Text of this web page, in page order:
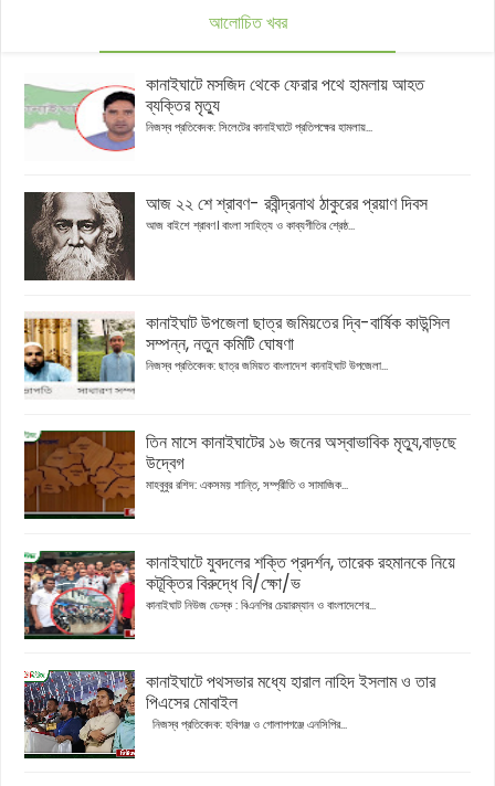
আলোচিত খবর
কানাইঘাটে মসজিদ থেকে ফেরার পথে হামলায় আহত
ব্যক্তির মৃত্যু
নিজস্ব প্রতিবেদক: সিলেটের কানাইঘাটে প্রতিপক্ষের হামলায়...
আজ ২২ শে শ্রাবণ- রবীন্দ্রনাথ ঠাকুরের প্রয়াণ দিবস
আজ বাইশে শ্রাবণ। বাংলা সাহিত্য ও কাব্যগীতির শ্রেষ্ঠ...
কানাইঘাট উপজেলা ছাত্র জমিয়তের দ্বি-বার্ষিক কাউন্সিল
সম্পন্ন, নতুন কমিটি ঘোষণা
নিজস্ব প্রতিবেদক: ছাত্র জমিয়ত বাংলাদেশ কানাইঘাট উপজেলা...
তিন মাসে কানাইঘাটের ১৬ জনের অস্বাভাবিক মৃত্যু,বাড়ছে
উদ্বেগ
মাহবুবুর রশিদ: একসময় শান্তি, সম্প্রীতি ও সামাজিক...
কানাইঘাটে যুবদলের শক্তি প্রদর্শন, তারেক রহমানকে নিয়ে
কটূক্তির বিরুদ্ধে বি/ক্ষো/ভ
কানাইঘাট নিউজ ডেস্ক : বিএনপির চেয়ারম্যান ও বাংলাদেশের...
কানাইঘাটে পথসভার মধ্যে হারাল নাহিদ ইসলাম ও তার
পিএসের মোবাইল
নিজস্ব প্রতিবেদক: হবিগঞ্জ ও গোলাপগঞ্জে এনসিপির...